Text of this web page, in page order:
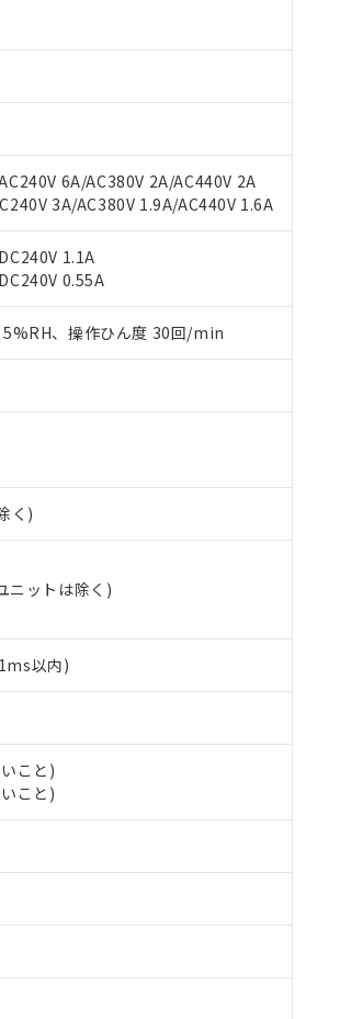
6A/AC380V 2A/AC440V 2A
3A/AC380V 1.9A/AC440V 1.6A
1.1A
0.55A
、操作ひん度 30回/min
く)
ニットは除く)
以内)
こと)
こと)
様のお取引先、またはお客様担当のオムロン制
点は「販売ネットワーク
」をご確認ください
事前の承諾なく第三者に漏洩または開示しない
ビス）をご利用いただくには、I-Webメンバー
客様との取引・商談に必要な範囲で利用する
類(PBB) 1000ppm以下、ポリ臭化ジフェニルエーテル類
適用除外項目は除く。
図的な使用がないことを確認しています。
月が前後することがあります。
もので、過去に遡って非含有を証明するもの
質の対応では、対応完了までの期間は出荷
おりました。
ていることから、特段のことがない限り、
基準値を超えていることを示します。
合わせください。
ウム) : 100ppm、
イソブチル) : 1000ppm、 BBP(フタル酸ブチルベンジル) :
値以下であることを示します。
が外部に漏えいし、環境に深刻な影響を及ぼ
合わせください。
合は、日本国政府の輸出許可(または役務取引
場合は、上記1、2および3の内容を当該第三者
る関係者が違法に輸出するおそれがある場合
は、お客様のお取引先、またはお客様担当の
ください)
報を公開していない機種